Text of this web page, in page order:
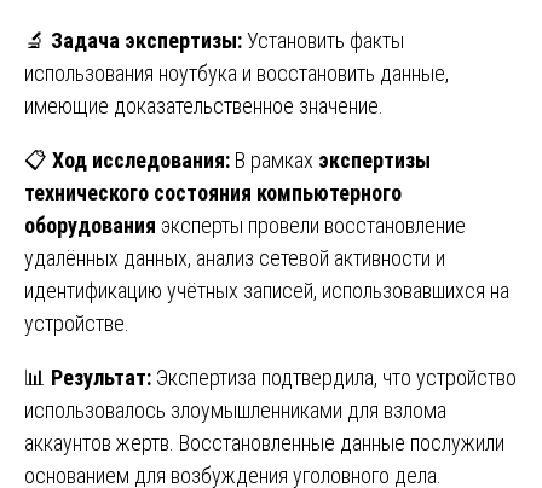
🔬 Задача экспертизы:Установить факты
использования ноутбука и восстановить данные,
имеющие доказательственное значение.
📋 Ход исследования: В рамках экспертизы
технического состояния компьютерного
оборудования эксперты провели восстановление
удалённых данных, анализ сетевой активности и
идентификацию учётных записей, использовавшихся на
устройстве.
📊 Результат: Экспертиза подтвердила, что устройство
использовалось злоумышленниками для взлома
аккаунтов жертв. Восстановленные данные послужили
основанием для возбуждения уголовного дела.